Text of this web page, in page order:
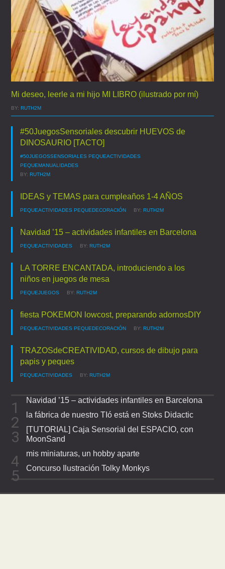
Mi deseo, leerle a mi hijo MI LIBRO (ilustrado por mí)
BY:RUTH2M
#50JuegosSensoriales descubrir HUEVOS de
DINOSAURIO [TACTO]
#50JUEGOSSENSORIALES PEQUEACTIVIDADES
PEQUEMANUALIDADES
BY:RUTH2M
IDEAS y TEMAS para cumpleaños 1-4 AÑOS
PEQUEACTIVIDADES PEQUEDECORACIÓN BY:RUTH2M
Navidad ’15 – actividades infantiles en Barcelona
PEQUEACTIVIDADES BY:RUTH2M
LA TORRE ENCANTADA, introduciendo a los
niños en juegos de mesa
PEQUEJUEGOS BY:RUTH2M
fiesta POKEMON lowcost, preparando adornosDIY
PEQUEACTIVIDADES PEQUEDECORACIÓN BY:RUTH2M
TRAZOSdeCREATIVIDAD, cursos de dibujo para
papis y peques
PEQUEACTIVIDADES BY:RUTH2M
Navidad ’15 – actividades infantiles en Barcelona
la fábrica de nuestro TIó está en Stoks Didactic
[TUTORIAL] Caja Sensorial del ESPACIO, con
MoonSand
mis miniaturas, un hobby aparte
Concurso Ilustración Tolky Monkys